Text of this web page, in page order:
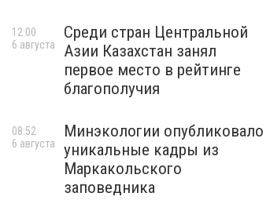
Среди стран Центральной
Азии Казахстан занял
первое место в рейтинге
благополучия
12:00
6 августа
Минэкологии опубликовало
уникальные кадры из
Маркакольского
заповедника
08:52
6 августа